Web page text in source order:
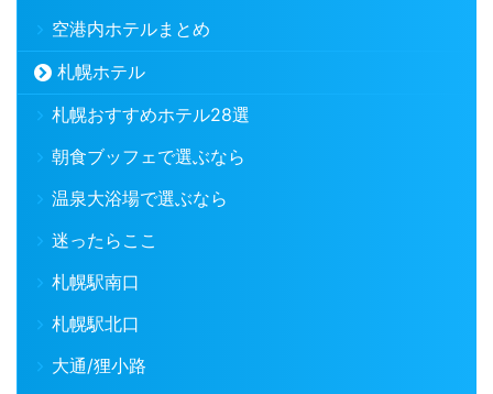
空港内ホテルまとめ
札幌ホテル
札幌おすすめホテル28選
朝食ブッフェで選ぶなら
温泉大浴場で選ぶなら
迷ったらここ
札幌駅南口
札幌駅北口
大通/狸小路